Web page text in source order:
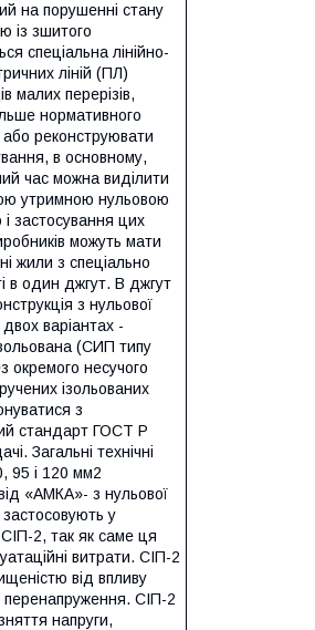
на порушенні стану
із зшитого
спеціальна лінійно-
ліній (ПЛ)
малих перерізів,
нормативного
або реконструювати
в основному,
час можна виділити
утримною нульовою
застосування цих
можуть мати
жили з спеціально
в один джгут. В джгут
з нульової
варіантах -
(СИП типу
окремого несучого
ізольованих
з
стандарт ГОСТ Р
Загальні технічні
95 і 120 мм2
«АМКА»- з нульової
у
2, так як саме ця
витрати. СІП-2
від впливу
перенапруження. СІП-2
напруги,